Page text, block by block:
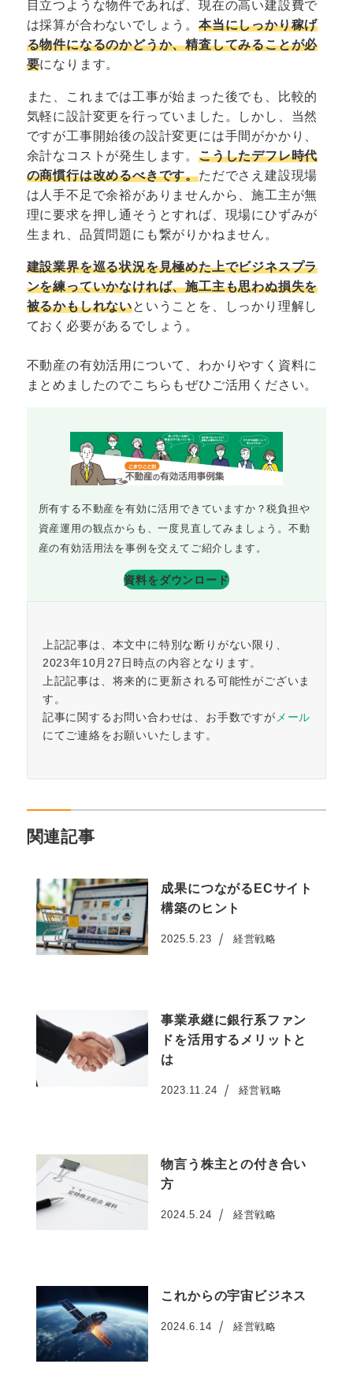
目立つような物件であれば、現在の高い建設費で
は採算が合わないでしょう。 本当にしっかり稼げ
る物件になるのかどうか、精査してみることが必
要になります。
また、これまでは工事が始まった後でも、比較的
気軽に設計変更を行っていました。しかし、当然
ですが工事開始後の設計変更には手間がかかり、
余計なコストが発生します。 こうしたデフレ時代
の商慣行は改めるべきです。ただでさえ建設現場
は人手不足で余裕がありませんから、施工主が無
理に要求を押し通そうとすれば、現場にひずみが
生まれ、品質問題にも繋がりかねません。
建設業界を巡る状況を見極めた上でビジネスプラ
ンを練っていかなければ、施工主も思わぬ損失を
被るかもしれないということを、しっかり理解し
ておく必要があるでしょう。
不動産の有効活用について、わかりやすく資料に
まとめましたのでこちらもぜひご活用ください。
所有する不動産を有効に活用できていますか？税負担や
資産運用の観点からも、一度見直してみましょう。不動
産の有効活用法を事例を交えてご紹介します。
資料をダウンロード
上記記事は、本文中に特別な断りがない限り、
2023年10月27日時点の内容となります。
上記記事は、将来的に更新される可能性がございま
す。
記事に関するお問い合わせは、お手数ですがメール
にてご連絡をお願いいたします。
関連記事
成果につながるECサイト
構築のヒント
投稿日
2025.5.23 経営戦略
事業承継に銀行系ファン
ドを活用するメリットと
は
投稿日
2023.11.24 経営戦略
物言う株主との付き合い
方
投稿日
2024.5.24 経営戦略
これからの宇宙ビジネス
投稿日
2024.6.14 経営戦略